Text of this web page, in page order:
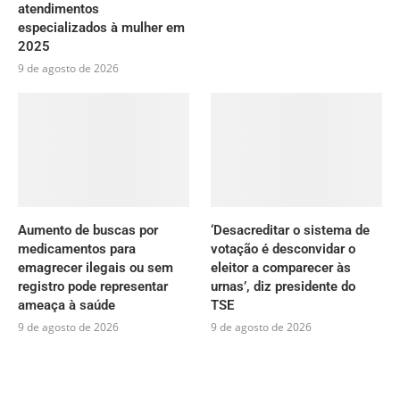
atendimentos
especializados à mulher em
2025
9 de agosto de 2026
Aumento de buscas por
medicamentos para
emagrecer ilegais ou sem
registro pode representar
ameaça à saúde
9 de agosto de 2026
‘Desacreditar o sistema de
votação é desconvidar o
eleitor a comparecer às
urnas’, diz presidente do
TSE
9 de agosto de 2026